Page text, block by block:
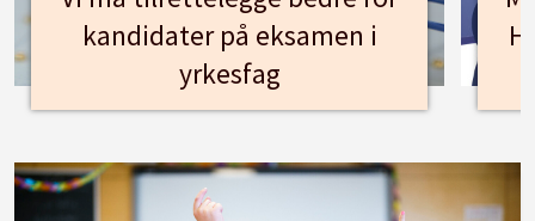
kandidater på eksamen i
yrkesfag